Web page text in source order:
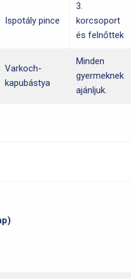
Ispotály pince
3.
korcsoport
és felnőttek
Varkoch-
kapubástya
Minden
gyermeknek
ajánljuk.